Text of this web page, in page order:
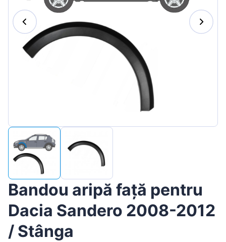
Magyar
Hrvatski
Português
Slovenian
Bandou aripă față pentru
Dacia Sandero 2008-2012
/ Stânga